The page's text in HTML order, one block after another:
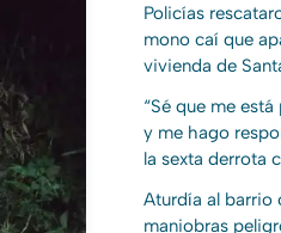
Policías
mono caí que
vivienda de
“Sé que me
y me hago
la sexta derrota
Aturdía al barrio
maniobras